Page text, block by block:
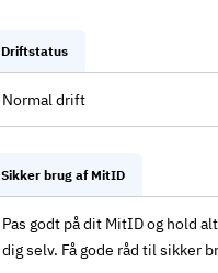
Driftstatus
Normal drift
Sikker brug af MitID
Pas godt på dit MitID og hold
dig selv. Få gode råd til sikker